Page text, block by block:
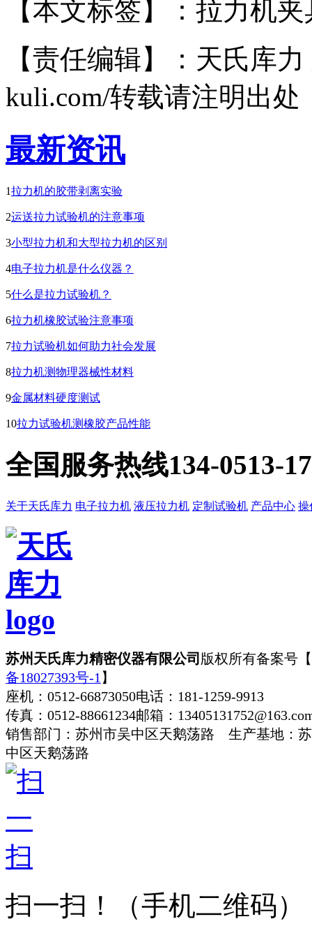
【本文标签】：拉力机
【责任编辑】：天氏库
kuli.com/转载请注明出处
最新资讯
1拉力机的胶带剥离实验
2运送拉力试验机的注意事项
3小型拉力机和大型拉力机的区别
4电子拉力机是什么仪器？
5什么是拉力试验机？
6拉力机橡胶试验注意事项
7拉力试验机如何助力社会发展
8拉力机测物理器械性材料
9金属材料硬度测试
10拉力试验机测橡胶产品性能
全国服务热线134-0513-
关于天氏库力 电子拉力机 液压拉力机 定制试验机 产品中心 操
苏州天氏库力精密仪器有限公司 版权所有备案号【
备18027393号-1 】
座机：0512-66873050电话：181-1259-9913
传真：0512-88661234邮箱：
销售部门：苏州市吴中区天鹅荡路 生产基地：
中区天鹅荡路
扫一扫！ （手机二维码）